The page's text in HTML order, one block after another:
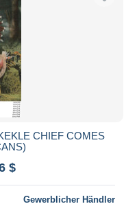
CHIEF COMES
$
Gewerblicher Händler